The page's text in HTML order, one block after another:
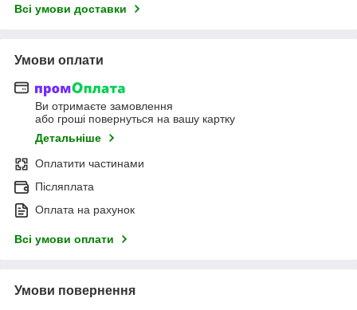
Всі умови доставки
Умови оплати
Ви отримаєте замовлення
або гроші повернуться на вашу картку
Детальніше
Оплатити частинами
Післяплата
Оплата на рахунок
Всі умови оплати
Умови повернення